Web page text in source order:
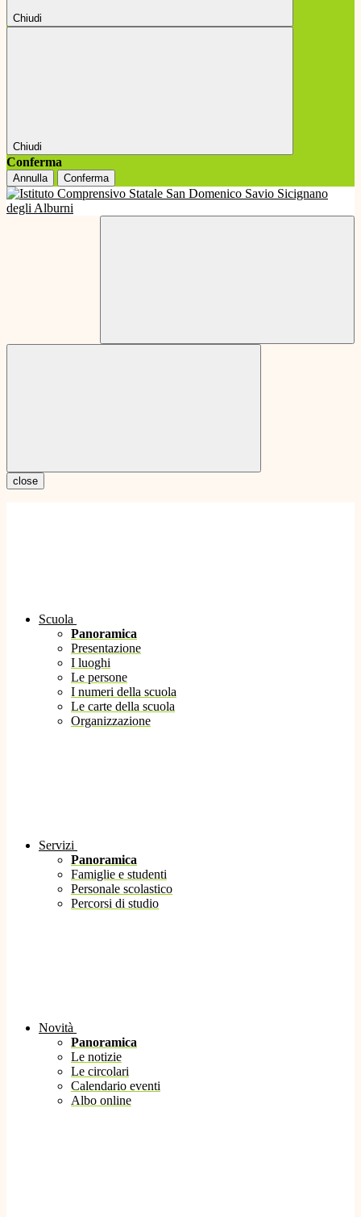
Chiudi
Chiudi
Conferma
Annulla Conferma
close
Scuola
Panoramica
Presentazione
I luoghi
Le persone
I numeri della scuola
Le carte della scuola
Organizzazione
Servizi
Panoramica
Famiglie e studenti
Personale scolastico
Percorsi di studio
Novità
Panoramica
Le notizie
Le circolari
Calendario eventi
Albo online